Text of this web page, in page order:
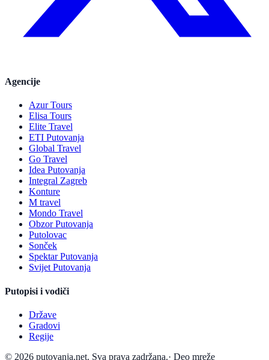
Agencije
Azur Tours
Elisa Tours
Elite Travel
ETI Putovanja
Global Travel
Go Travel
Idea Putovanja
Integral Zagreb
Konture
M travel
Mondo Travel
Obzor Putovanja
Putolovac
Sonček
Spektar Putovanja
Svijet Putovanja
Putopisi i vodiči
Države
Gradovi
Regije
© 2026 putovanja.net. Sva prava zadržana.· Deo mreže